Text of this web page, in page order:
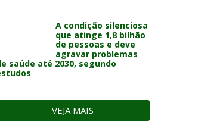
A condição silenciosa
que atinge 1,8 bilhão
de pessoas e deve
agravar problemas
saúde até 2030, segundo
VEJA MAIS